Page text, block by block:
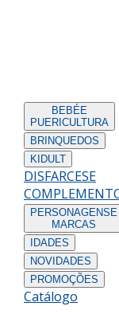
BEBÉE
PUERICULTURA
BRINQUEDOS
KIDULT
DISFARCESE
PERSONAGENS E
MARCAS
IDADES
NOVIDADES
PROMOÇÕES
Catálogo